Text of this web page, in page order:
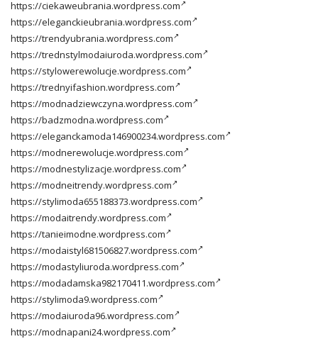
https://ciekaweubrania.wordpress.com
https://eleganckieubrania.wordpress.com
https://trendyubrania.wordpress.com
https://trednstylmodaiuroda.wordpress.com
https://stylowerewolucje.wordpress.com
https://trednyifashion.wordpress.com
https://modnadziewczyna.wordpress.com
https://badzmodna.wordpress.com
https://eleganckamoda146900234.wordpress.com
https://modnerewolucje.wordpress.com
https://modnestylizacje.wordpress.com
https://modneitrendy.wordpress.com
https://stylimoda655188373.wordpress.com
https://modaitrendy.wordpress.com
https://tanieimodne.wordpress.com
https://modaistyl681506827.wordpress.com
https://modastyliuroda.wordpress.com
https://modadamska982170411.wordpress.com
https://stylimoda9.wordpress.com
https://modaiuroda96.wordpress.com
https://modnapani24.wordpress.com